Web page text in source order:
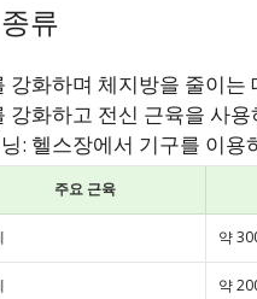
류
강화하며 체지방을 줄이는
강화하고 전신 근육을 사
: 헬스장에서 기구를 이
주요 근육
약
약